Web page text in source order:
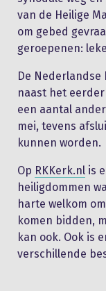
van de Heilige
om gebed
geroepenen:
De
naast het
een aantal
mei, tevens
kunnen worden.
Op RKKerk.nl is
heiligdommen
harte welkom
komen bidden,
kan ook. Ook is
verschillende